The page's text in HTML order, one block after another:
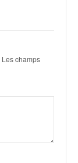
Les champs